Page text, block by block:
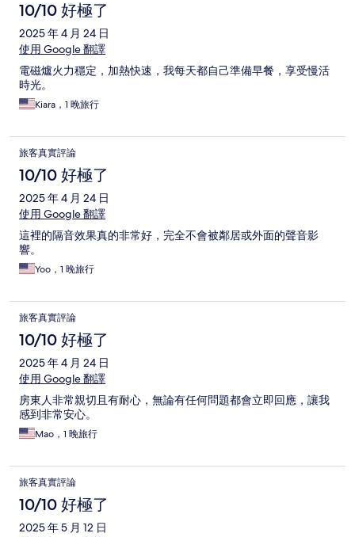
10/10 好極了
2025 年 4 月 24 日
使用 Google 翻譯
電磁爐火力穩定，加熱快速，我每天都自己準備早餐，享受慢活
時光。
Kiara，1 晚旅行
旅客真實評論
10/10 好極了
2025 年 4 月 24 日
使用 Google 翻譯
這裡的隔音效果真的非常好，完全不會被鄰居或外面的聲音影
響。
Yoo，1 晚旅行
旅客真實評論
10/10 好極了
2025 年 4 月 24 日
使用 Google 翻譯
房東人非常親切且有耐心，無論有任何問題都會立即回應，讓我
感到非常安心。
Mao，1 晚旅行
旅客真實評論
10/10 好極了
2025 年 5 月 12 日